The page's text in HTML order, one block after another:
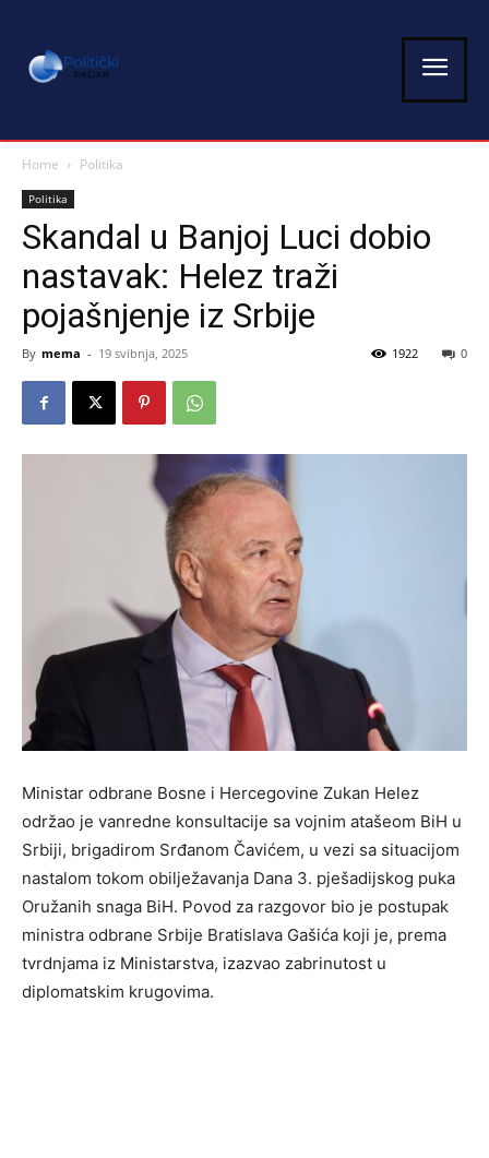
Home Politika
Politika
Skandal u Banjoj Luci dobio
nastavak: Helez traži
pojašnjenje iz Srbije
By mema - 19 svibnja, 2025 0
1922
Ministar odbrane Bosne i Hercegovine Zukan Helez
održao je vanredne konsultacije sa vojnim atašeom BiH u
Srbiji, brigadirom Srđanom Čavićem, u vezi sa situacijom
nastalom tokom obilježavanja Dana 3. pješadijskog puka
Oružanih snaga BiH. Povod za razgovor bio je postupak
ministra odbrane Srbije Bratislava Gašića koji je, prema
tvrdnjama iz Ministarstva, izazvao zabrinutost u
diplomatskim krugovima.